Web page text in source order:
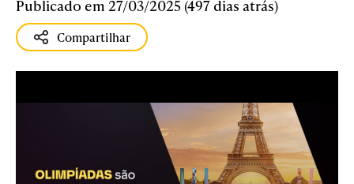
Publicado em 27/03/2025 (497 dias atrás)
Compartilhar